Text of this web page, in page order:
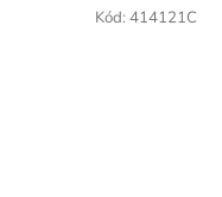
Kód: 414121C